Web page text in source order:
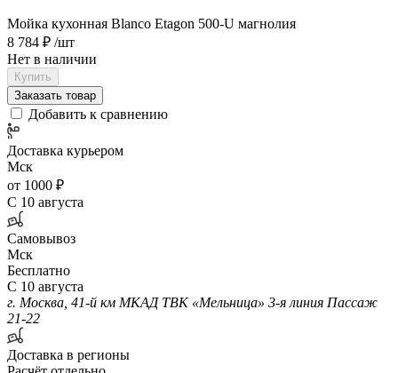
Мойка кухонная Blanco Etagon 500-U магнолия
8 784 ₽ /шт
Нет в наличии
Купить
Заказать товар
Добавить к сравнению
Доставка курьером
Мск
от 1000 ₽
С 10 августа
Самовывоз
Мск
Бесплатно
С 10 августа
г. Москва, 41-й км МКАД ТВК «Мельница» 3-я линия Пассаж
21-22
Доставка в регионы